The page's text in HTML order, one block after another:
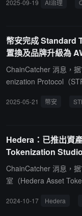
還將從以太坊質押收益
司持有約 420 萬枚
預計可帶來 4.02 億至
2,000 美元、公司控制
大至 20 億至 22 億美
2025-09-19 AI治理
幣安完成 Standard
置換及品牌升級為
ChainCatcher 消息，
enization Protocol（
2025-05-21 幣安
Hedera：已推出資
Tokenization Studio
ChainCatcher 消息，
室（Hedera Asset
為金融機構、企業發行
2024-10-17 Hedera